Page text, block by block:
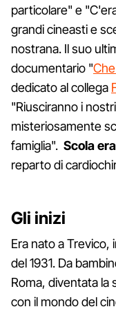
particolare" e
grandi cineasti e
nostrana. Il suo
documentario "
dedicato al collega
"Riusciranno i
misteriosamente
famiglia". Scola
reparto di
Gli inizi
Era nato a Trevico,
del 1931. Da
Roma, diventata la
con il mondo del